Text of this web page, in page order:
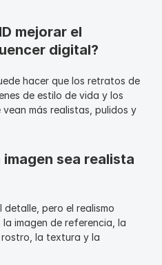
mejorar el
digital?
hacer que los retratos de
de estilo de vida y los
más realistas, pulidos y
imagen sea realista
detalle, pero el realismo
imagen de referencia, la
rostro, la textura y la